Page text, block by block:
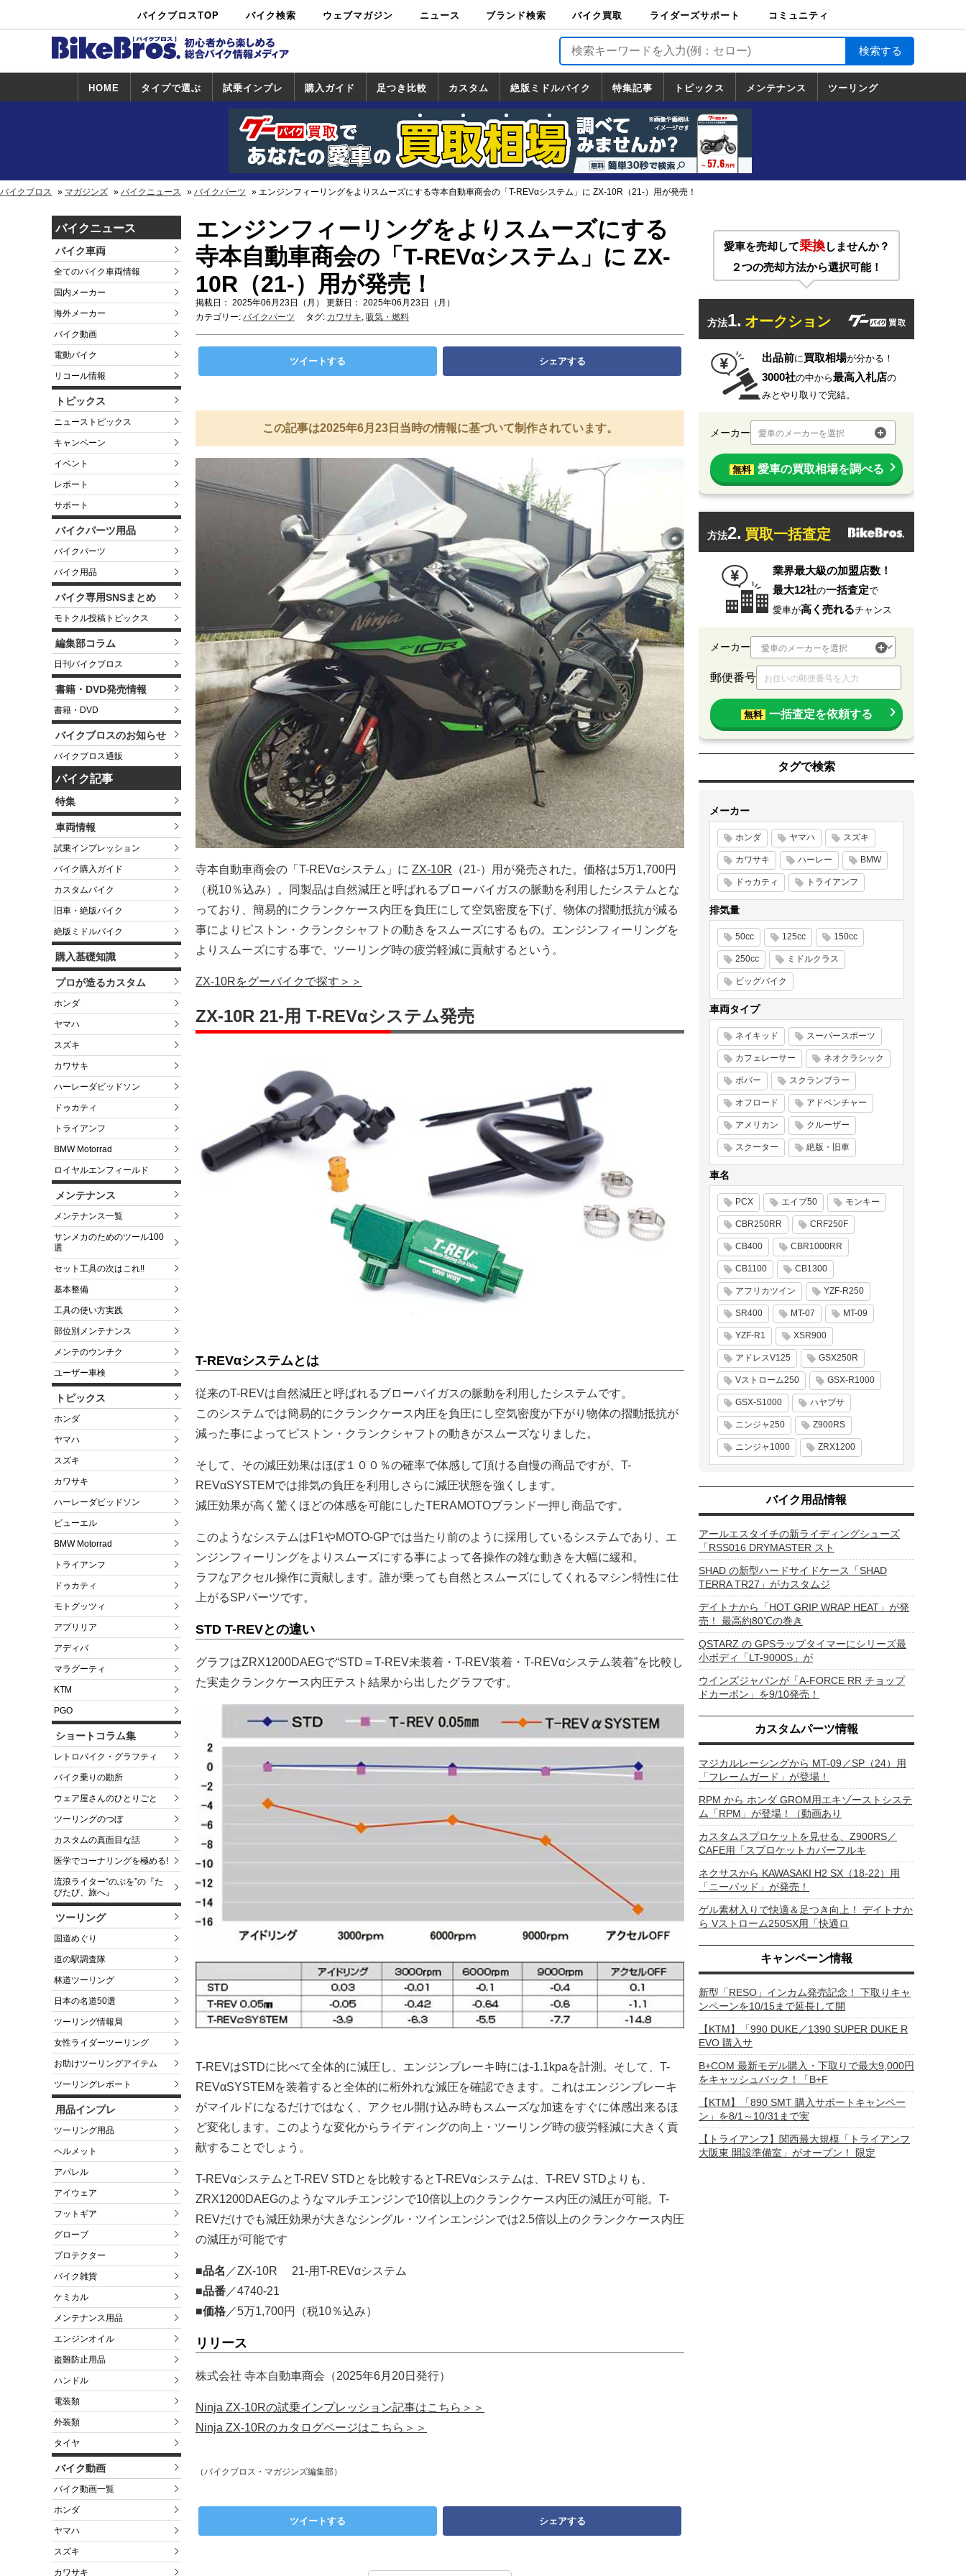
バイクブロスTOP バイク検索
中古バイ
ク・新車検
カタログ検
索
ショップ検
索
ウェブマガジン ニュース ブランド検索 バイク買取
バイク買取
ライダーズサポート
ライダーズサポート
TOP
バイク輸送
バイクガレージライ
フ
バイク車両保険
ロードサービス
バイク試乗
コミュニティ
HOME タイプで選ぶ 試乗インプレ
試乗インプレ
一覧
ホンダ
ヤマハ
スズキ
カワサキ
ハーレー
BMW
トライアンフ
ドゥカティ
購入ガイド
一覧
足つき比較 カスタム
カスタム
一覧
ホンダ
ヤマハ
スズキ
カワサキ
絶版ミドルバイク
絶版ミドルバイク
一覧
ホンダ
ヤマハ
スズキ
カワサキ
特集記事 トピックス
トピックス
一覧
ホンダ
ヤマハ
スズキ
カワサキ
ハーレーダ
ビッドソン
BMW
ドゥカティ
トライアン
フ
メンテナンス ツーリング
道の駅調査隊
ツーリング情報局
日本の道50選
国道めぐり
林道ツーリング
バイクブロス マガジンズ バイクニュース バイクパーツ エンジンフィーリングをよりスムーズにする寺本自動車商会の「T-REVαシステム」に ZX-10R（21-）用が発売！
バイクニュース
バイク車両
全てのバイク車両情報
国内メーカー
海外メーカー
バイク動画
電動バイク
リコール情報
トピックス
ニューストピックス
キャンペーン
イベント
レポート
サポート
バイクパーツ用品
バイクパーツ
バイク用品
バイク専用SNSまとめ
モトクル投稿トピックス
編集部コラム
日刊バイクブロス
書籍・DVD発売情報
書籍・DVD
バイクブロスのお知らせ
バイクブロス通販
バイク記事
特集
車両情報
試乗インプレッション
バイク購入ガイド
カスタムバイク
旧車・絶版バイク
絶版ミドルバイク
購入基礎知識
プロが造るカスタム
ホンダ
ヤマハ
スズキ
カワサキ
ハーレーダビッドソン
ドゥカティ
トライアンフ
BMW Motorrad
ロイヤルエンフィールド
メンテナンス
メンテナンス一覧
サンメカのためのツール100
選
セット工具の次はこれ!!
基本整備
工具の使い方実践
部位別メンテナンス
メンテのウンチク
ユーザー車検
トピックス
ホンダ
ヤマハ
スズキ
カワサキ
ハーレーダビッドソン
ビューエル
BMW Motorrad
トライアンフ
ドゥカティ
モトグッツィ
アプリリア
アディバ
マラグーティ
KTM
PGO
ショートコラム集
レトロバイク・グラフティ
バイク乗りの勘所
ウェア屋さんのひとりごと
ツーリングのつぼ
カスタムの真面目な話
医学でコーナリングを極める!
流浪ライター“のぶを”の『た
びたび、旅へ』
ツーリング
国道めぐり
道の駅調査隊
林道ツーリング
日本の名道50選
ツーリング情報局
女性ライダーツーリング
お助けツーリングアイテム
ツーリングレポート
用品インプレ
ツーリング用品
ヘルメット
アパレル
アイウェア
フットギア
グローブ
プロテクター
バイク雑貨
ケミカル
メンテナンス用品
エンジンオイル
盗難防止用品
ハンドル
電装類
外装類
タイヤ
バイク動画
バイク動画一覧
ホンダ
ヤマハ
スズキ
カワサキ
エンジンフィーリングをよりスムーズにする
寺本自動車商会の「T-REVαシステム」に ZX-
10R（21-）用が発売！
掲載日： 2025年06月23日（月） 更新日： 2025年06月23日（月）
カテゴリー: バイクパーツ タグ: カワサキ, 吸気・燃料
ツイートする シェアする
この記事は2025年6月23日当時の情報に基づいて制作されています。
寺本自動車商会の「T-REVαシステム」に ZX-10R （21-）用が発売された。価格は5万1,700円
（税10％込み）。同製品は自然減圧と呼ばれるブローバイガスの脈動を利用したシステムとな
っており、簡易的にクランクケース内圧を負圧にして空気密度を下げ、物体の摺動抵抗が減る
事によりピストン・クランクシャフトの動きをスムーズにするもの。エンジンフィーリングを
よりスムーズにする事で、ツーリング時の疲労軽減に貢献するという。
ZX-10Rをグーバイクで探す＞＞
ZX-10R 21-用 T-REVαシステム発売
T-REVαシステムとは
従来のT-REVは自然減圧と呼ばれるブローバイガスの脈動を利用したシステムです。
このシステムでは簡易的にクランクケース内圧を負圧にし空気密度が下がり物体の摺動抵抗が
減った事によってピストン・クランクシャフトの動きがスムーズなりました。
そして、その減圧効果はほぼ１００％の確率で体感して頂ける自慢の商品ですが、T-
REVαSYSTEMでは排気の負圧を利用しさらに減圧状態を強くします。
減圧効果が高く驚くほどの体感を可能にしたTERAMOTOブランド一押し商品です。
このようなシステムはF1やMOTO‐GPでは当たり前のように採用しているシステムであり、エ
ンジンフィーリングをよりスムーズにする事によって各操作の雑な動きを大幅に緩和。
ラフなアクセル操作に貢献します。誰が乗っても自然とスムーズにしてくれるマシン特性に仕
上がるSPパーツです。
STD T-REVとの違い
グラフはZRX1200DAEGで“STD＝T-REV未装着・T-REV装着・T-REVαシステム装着”を比較し
た実走クランクケース内圧テスト結果から出したグラフです。
T-REVはSTDに比べて全体的に減圧し、エンジンブレーキ時には-1.1kpaを計測。そして、T-
REVαSYSTEMを装着すると全体的に桁外れな減圧を確認できます。これはエンジンブレーキ
がマイルドになるだけではなく、アクセル開け込み時もスムーズな加速をすぐに体感出来るほ
ど変化します。このような変化からライディングの向上・ツーリング時の疲労軽減に大きく貢
献することでしょう。
T-REVαシステムとT-REV STDとを比較するとT-REVαシステムは、T-REV STDよりも、
ZRX1200DAEGのようなマルチエンジンで10倍以上のクランクケース内圧の減圧が可能。T-
REVだけでも減圧効果が大きなシングル・ツインエンジンでは2.5倍以上のクランクケース内圧
の減圧が可能です
■品名 ／ZX-10R 21-用T-REVαシステム
■品番 ／4740-21
■価格 ／5万1,700円（税10％込み）
リリース
株式会社 寺本自動車商会（2025年6月20日発行）
Ninja ZX-10Rの試乗インプレッション記事はこちら＞＞
Ninja ZX-10Rのカタログページはこちら＞＞
（バイクブロス・マガジンズ編集部）
ツイートする シェアする
愛車を売却して乗換しませんか？
２つの売却方法から選択可能！
方法1. オークション
出品前に買取相場が分かる！
3000社の中から最高入札店の
みとやり取りで完結。
メーカー 愛車のメーカーを選択
無料 愛車の買取相場を調べる
方法2. 買取一括査定
業界最大級の加盟店数！
最大12社の一括査定で
愛車が高く売れるチャンス
メーカー
郵便番号
無料 一括査定を依頼する
タグで検索
メーカー
ホンダ ヤマハ スズキ
カワサキ ハーレー BMW
ドゥカティ トライアンフ
排気量
50cc 125cc 150cc
250cc ミドルクラス
ビッグバイク
車両タイプ
ネイキッド スーパースポーツ
カフェレーサー ネオクラシック
ボバー スクランブラー
オフロード アドベンチャー
アメリカン クルーザー
スクーター 絶版・旧車
車名
PCX エイプ50 モンキー
CBR250RR CRF250F
CB400 CBR1000RR
CB1100 CB1300
アフリカツイン YZF-R250
SR400 MT-07 MT-09
YZF-R1 XSR900
アドレスV125 GSX250R
Vストローム250 GSX-R1000
GSX-S1000 ハヤブサ
ニンジャ250 Z900RS
ニンジャ1000 ZRX1200
バイク用品情報
アールエスタイチの新ライディングシューズ
「RSS016 DRYMASTER スト
SHAD の新型ハードサイドケース「SHAD
TERRA TR27」がカスタムジ
デイトナから「HOT GRIP WRAP HEAT」が発
売！ 最高約80℃の巻き
QSTARZ の GPSラップタイマーにシリーズ最
小ボディ「LT-9000S」が
ウインズジャパンが「A-FORCE RR チョップ
ドカーボン」を9/10発売！
カスタムパーツ情報
マジカルレーシングから MT-09／SP（24）用
「フレームガード」が登場！
RPM から ホンダ GROM用エキゾーストシステ
ム「RPM」が登場！（動画あり
カスタムスプロケットを見せる、Z900RS／
CAFE用「スプロケットカバーフルキ
ネクサスから KAWASAKI H2 SX（18-22）用
「ニーパッド」が発売！
ゲル素材入りで快適＆足つき向上！ デイトナか
ら Vストローム250SX用「快適ロ
キャンペーン情報
新型「RESO」インカム発売記念！ 下取りキャ
ンペーンを10/15まで延長して開
【KTM】「990 DUKE／1390 SUPER DUKE R
EVO 購入サ
B+COM 最新モデル購入・下取りで最大9,000円
をキャッシュバック！「B+F
【KTM】「890 SMT 購入サポートキャンペー
ン」を8/1～10/31まで実
【トライアンフ】関西最大規模「トライアンフ
大阪東 開設準備室」がオープン！ 限定